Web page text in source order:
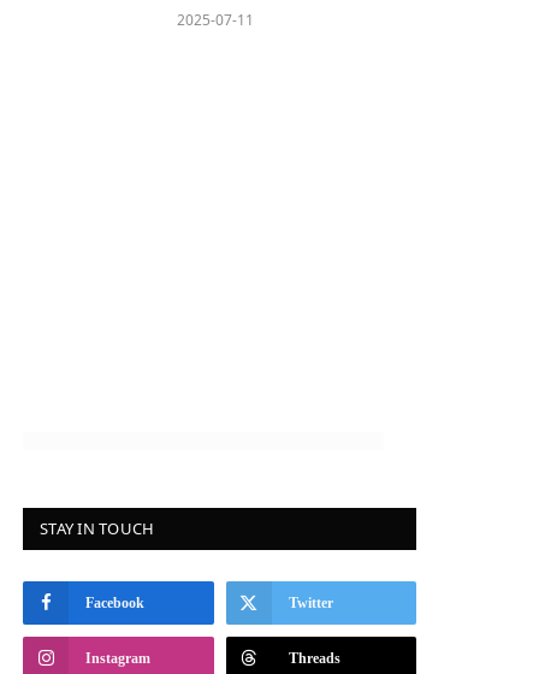
2025-07-11
STAY IN TOUCH
Facebook Twitter
Instagram Threads